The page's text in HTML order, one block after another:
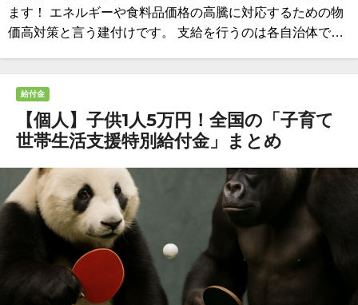
ます！ エネルギーや食料品価格の高騰に対応するための物
価高対策と言う建付けです。 支給を行うのは各自治体で…
給付金
【個人】子供1人5万円！全国の「子育て
世帯生活支援特別給付金」まとめ